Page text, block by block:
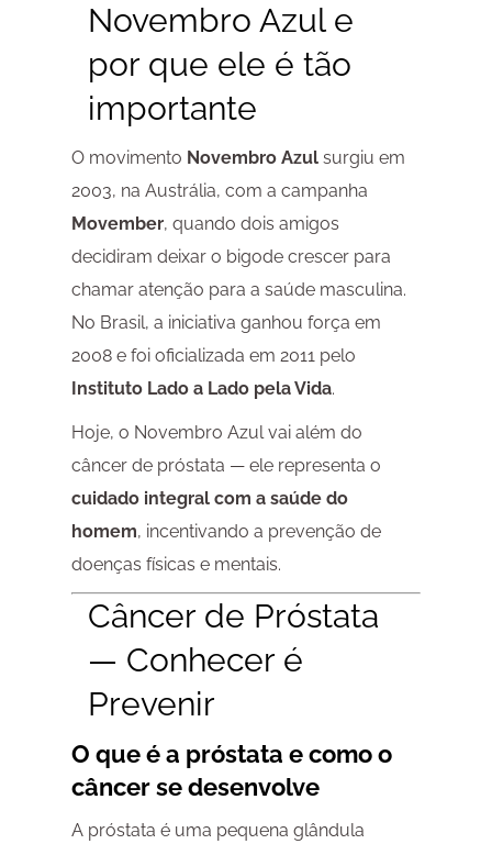
Novembro Azul e
por que ele é tão
importante
O movimento Novembro Azulsurgiu em
2003, na Austrália, com a campanha
Movember, quando dois amigos
decidiram deixar o bigode crescer para
chamar atenção para a saúde masculina.
No Brasil, a iniciativa ganhou força em
2008 e foi oficializada em 2011 pelo
Instituto Lado a Lado pela Vida.
Hoje, o Novembro Azul vai além do
câncer de próstata — ele representa o
cuidado integral com a saúde do
homem, incentivando a prevenção de
doenças físicas e mentais.
Câncer de Próstata
— Conhecer é
Prevenir
O que é a próstata e como o
câncer se desenvolve
A próstata é uma pequena glândula